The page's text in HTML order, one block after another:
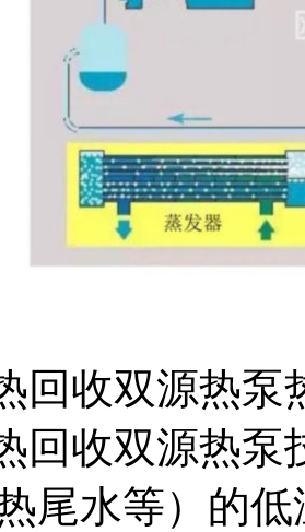
回收双源热泵
回收双源热泵
尾水等）的